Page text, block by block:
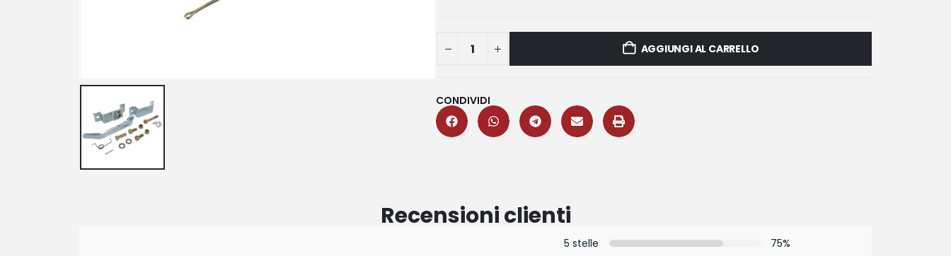
AGGIUNGI AL CARRELLO
CONDIVIDI
Recensioni clienti
5 stelle
75%